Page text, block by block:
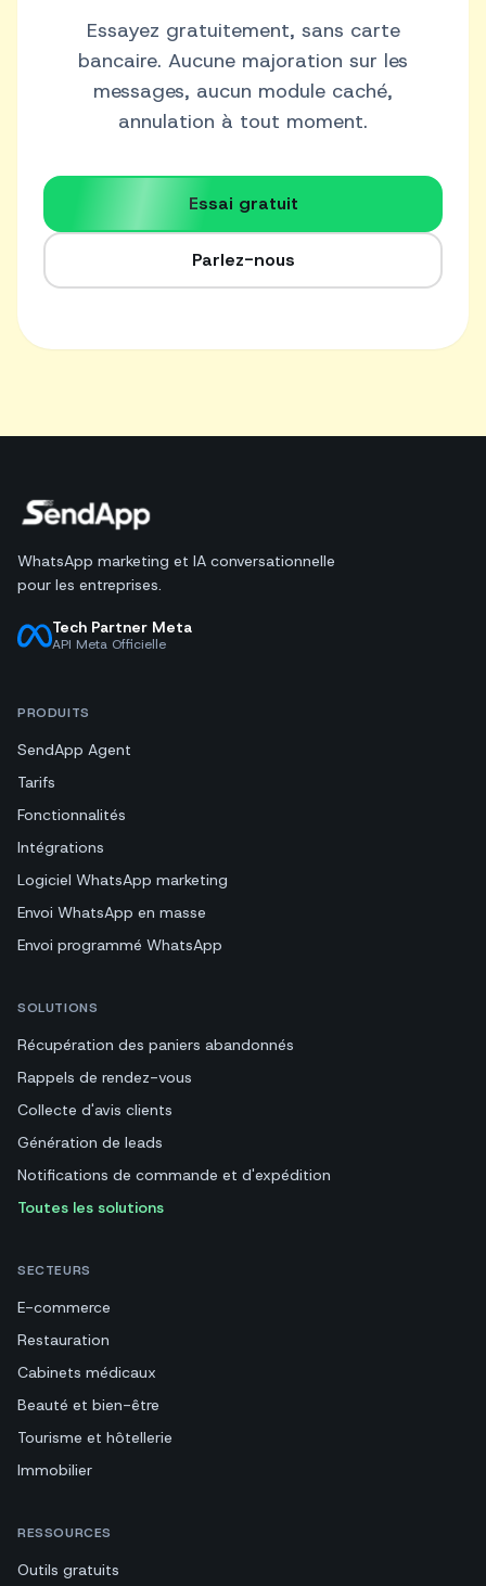
Essayez gratuitement, sans carte
bancaire. Aucune majoration sur les
messages, aucun module caché,
annulation à tout moment.
Essai gratuit
Parlez-nous
WhatsApp marketing et IA conversationnelle
pour les entreprises.
Tech Partner Meta
API Meta Officielle
PRODUITS
SendApp Agent
Tarifs
Fonctionnalités
Intégrations
Logiciel WhatsApp marketing
Envoi WhatsApp en masse
Envoi programmé WhatsApp
SOLUTIONS
Récupération des paniers abandonnés
Rappels de rendez-vous
Collecte d'avis clients
Génération de leads
Notifications de commande et d'expédition
Toutes les solutions
SECTEURS
E-commerce
Restauration
Cabinets médicaux
Beauté et bien-être
Tourisme et hôtellerie
Immobilier
RESSOURCES
Outils gratuits